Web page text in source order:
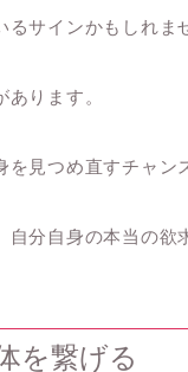
サインかもしれま
ります。
見つめ直すチャン
分自身の本当の欲
を繋げる